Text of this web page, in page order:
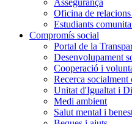
Oficina de
Estudiants
Compromís social
Portal de la
Desenvolupament
Cooperació i
Recerca socialment
Unitat d'Igualtat i
Medi ambient
Salut mental i